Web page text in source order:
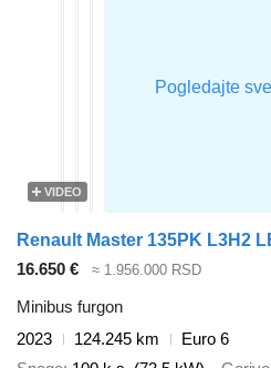
VIDEO
16.650 € ≈ 1.956.000 RSD
Minibus furgon
2023
124.245 km
Euro 6